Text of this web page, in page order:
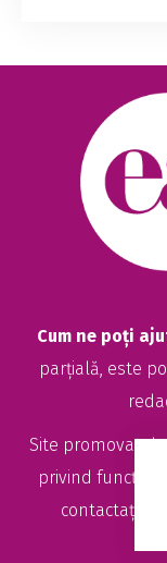
de a
Cum ne poți
parțială, este
Site promovat
privind
contactați la